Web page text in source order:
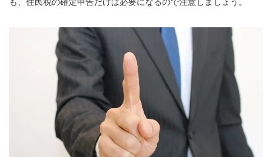
も、住民税の確定申告だけは必要になるので注意しましょう。